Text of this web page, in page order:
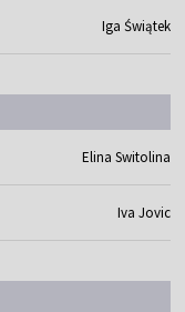
Iga Świątek
Elina Switolina
Iva Jovic